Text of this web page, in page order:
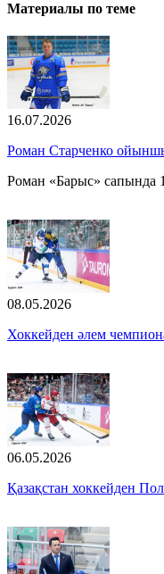
Материалы по теме
16.07.2026
Роман Старченко ойыншы
Роман «Барыс» сапында
08.05.2026
Хоккейден әлем
06.05.2026
Қазақстан хоккейден